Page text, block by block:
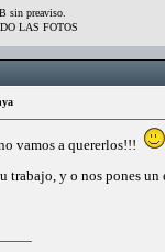
sin preaviso.
LAS FOTOS
vamos a quererlos!!!
trabajo, y o nos pones